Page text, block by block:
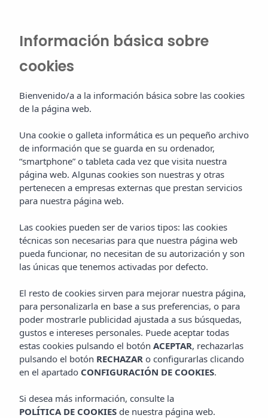
Información básica sobre
cookies
Bienvenido/a a la información básica sobre las cookies
de la página web.
Una cookie o galleta informática es un pequeño archivo
de información que se guarda en su ordenador,
“smartphone” o tableta cada vez que visita nuestra
página web. Algunas cookies son nuestras y otras
pertenecen a empresas externas que prestan servicios
para nuestra página web.
Las cookies pueden ser de varios tipos: las cookies
técnicas son necesarias para que nuestra página web
pueda funcionar, no necesitan de su autorización y son
las únicas que tenemos activadas por defecto.
El resto de cookies sirven para mejorar nuestra página,
para personalizarla en base a sus preferencias, o para
poder mostrarle publicidad ajustada a sus búsquedas,
gustos e intereses personales. Puede aceptar todas
estas cookies pulsando el botón ACEPTAR, rechazarlas
pulsando el botón RECHAZAR o configurarlas clicando
en el apartado CONFIGURACIÓN DE COOKIES.
Si desea más información, consulte la
POLÍTICA DE COOKIES de nuestra página web.